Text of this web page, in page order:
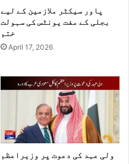
پاور سیکٹر ملازمین کے لیے
بجلی کے مفت یونٹس کی سہولت
ختم
April 17, 2026
ولی عہد کی دعوت پر وزیراعظم